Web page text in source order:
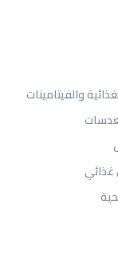
والفيتامينات